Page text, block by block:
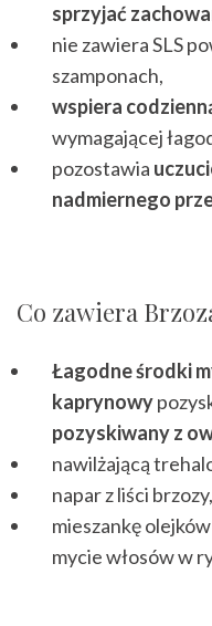
sprzyjać
nie zawiera SLS
szamponach,
wspiera
wymagającej
pozostawia
nadmiernego
Co zawiera
Łagodne środki
kaprynowy
pozyskiwany z
nawilżającą
napar z liści brzozy,
mieszankę
mycie włosów w